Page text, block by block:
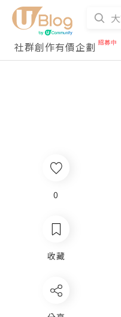
社群創作有價企劃
0
收藏